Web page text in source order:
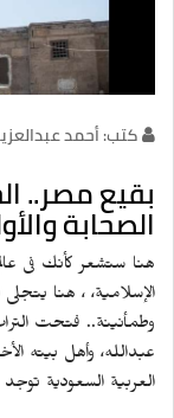
كتب: أحمد
بقيع مصر..
الصحابة
هنا ستشعر كأنك فى
الإسلامية، ، هنا
وطمأنينة.. فتحت
عبدالله، وأهل بيته
العربية السعودية توجد